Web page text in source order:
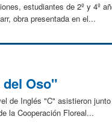
estudiantes de 2º y 4º
obra presentada en el...
Oso"
de Inglés "C" asistieron
la Cooperación Floreal...